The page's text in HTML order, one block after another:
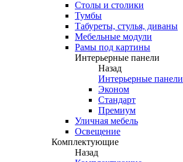
Столы и столики
Тумбы
Табуреты, стулья, диваны
Мебельные модули
Рамы под картины
Интерьерные панели
Назад
Интерьерные панели
Эконом
Стандарт
Премиум
Уличная мебель
Освещение
Комплектующие
Назад